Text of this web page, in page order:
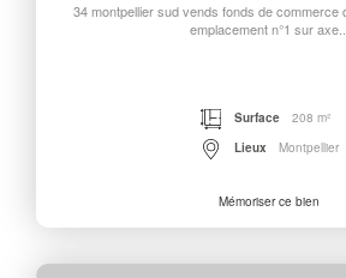
34 montpellier sud vends fonds de commerce
emplacement n°1 sur axe...
Surface
208 m²
Lieux
Montpellier
Mémoriser ce bien